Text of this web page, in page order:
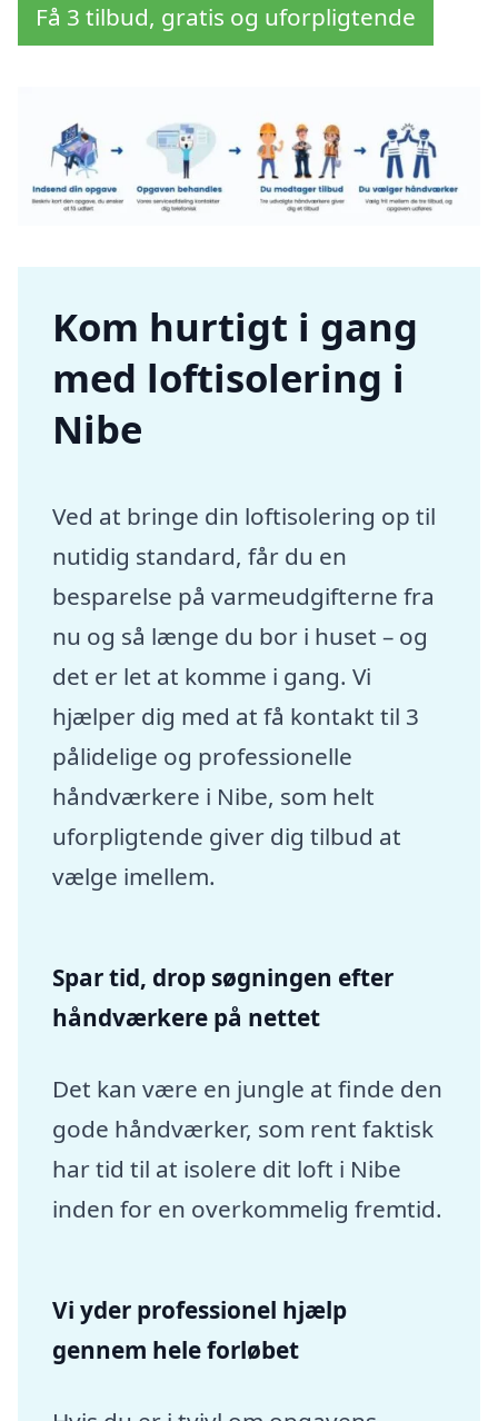
Få 3 tilbud, gratis og uforpligtende
Kom hurtigt i gang
med loftisolering i
Nibe
Ved at bringe din loftisolering op til
nutidig standard, får du en
besparelse på varmeudgifterne fra
nu og så længe du bor i huset – og
det er let at komme i gang. Vi
hjælper dig med at få kontakt til 3
pålidelige og professionelle
håndværkere i Nibe, som helt
uforpligtende giver dig tilbud at
vælge imellem.
Spar tid, drop søgningen efter
håndværkere på nettet
Det kan være en jungle at finde den
gode håndværker, som rent faktisk
har tid til at isolere dit loft i Nibe
inden for en overkommelig fremtid.
Vi yder professionel hjælp
gennem hele forløbet